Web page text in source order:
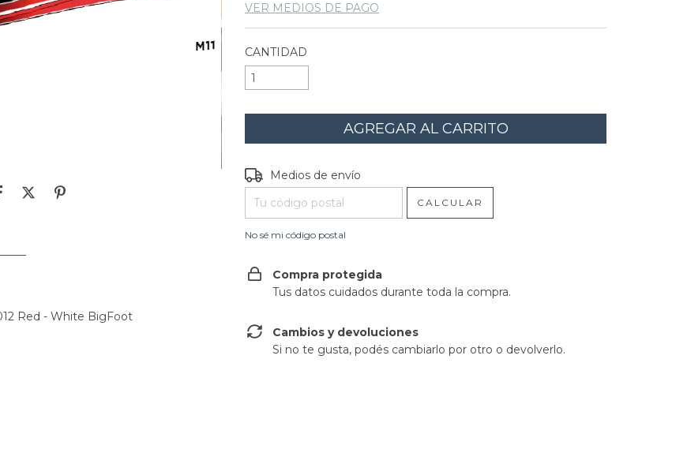
Red - White BigFoot
VER MEDIOS DE PAGO
CANTIDAD
Entregas para el CP:
Medios de envío
CALCULAR
No sé mi código postal
Compra protegida
Tus datos cuidados durante toda la compra.
Cambios y devoluciones
Si no te gusta, podés cambiarlo por otro o devolverlo.